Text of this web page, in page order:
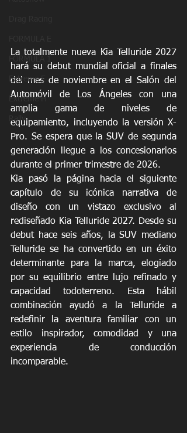
Extreme E
Extreme H
Rally
La totalmente nueva Kia Telluride 2027
hará su debut mundial oficial a finales
del mes de noviembre en el Salón del
Automóvil de Los Ángeles con una
amplia gama de niveles de
equipamiento, incluyendo la versión X-
Pro. Se espera que la SUV de segunda
generación llegue a los concesionarios
durante el primer trimestre de 2026.
Kia pasó la página hacia el siguiente
capítulo de su icónica narrativa de
diseño con un vistazo exclusivo al
rediseñado Kia Telluride 2027. Desde su
debut hace seis años, la SUV mediano
Telluride se ha convertido en un éxito
determinante para la marca, elogiado
por su equilibrio entre lujo refinado y
capacidad todoterreno. Esta hábil
combinación ayudó a la Telluride a
redefinir la aventura familiar con un
estilo inspirador, comodidad y una
experiencia de conducción
incomparable.